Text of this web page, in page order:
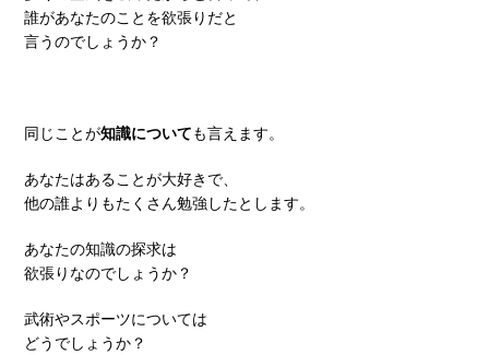
誰があなたのことを欲張りだと
言うのでしょうか？
同じことが知識についても言えます。
あなたはあることが大好きで、
他の誰よりもたくさん勉強したとします。
あなたの知識の探求は
欲張りなのでしょうか？
武術やスポーツについては
どうでしょうか？